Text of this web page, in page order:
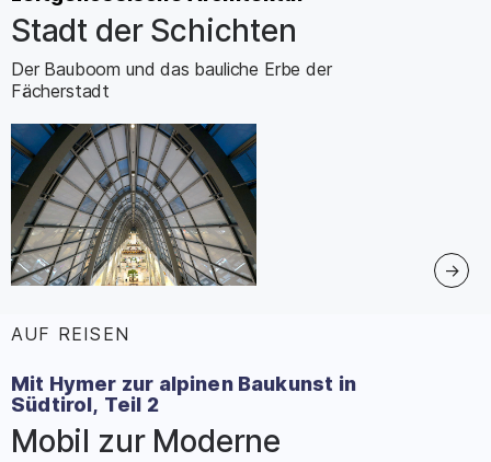
–
Stadt der Schichten
Der Bauboom und das bauliche Erbe der
Fächerstadt
AUF REISEN
Mit Hymer zur alpinen Baukunst in
Südtirol, Teil 2
–
Mobil zur Moderne